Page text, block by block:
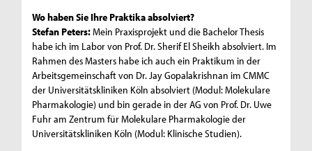
Wo haben Sie Ihre Praktika absolviert?
Stefan Peters:Mein Praxisprojekt und die Bachelor Thesis
habe ich im Labor von Prof. Dr. Sherif El Sheikh absolviert. Im
Rahmen des Masters habe ich auch ein Praktikum in der
Arbeitsgemeinschaft von Dr. Jay Gopalakrishnan im CMMC
der Universitätskliniken Köln absolviert (Modul: Molekulare
Pharmakologie) und bin gerade in der AG von Prof. Dr. Uwe
Fuhr am Zentrum für Molekulare Pharmakologie der
Universitätskliniken Köln (Modul: Klinische Studien).